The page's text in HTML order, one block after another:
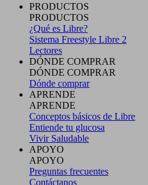
PRODUCTOS
PRODUCTOS
¿Qué es Libre?
Sistema Freestyle Libre 2
Lectores
DÓNDE COMPRAR
DÓNDE COMPRAR
Dónde comprar
APRENDE
APRENDE
Conceptos básicos de Libre
Entiende tu glucosa
Vivir Saludable
APOYO
APOYO
Preguntas frecuentes
Contáctanos